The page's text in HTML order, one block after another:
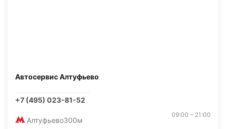
Автосервис Алтуфьево
+7 (495) 023-81-52
Алтуфьево300м
09:00 - 21:00